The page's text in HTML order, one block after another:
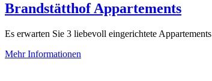
Brandstätthof Appartements
Es erwarten Sie 3 liebevoll eingerichtete Appartements
Mehr Informationen